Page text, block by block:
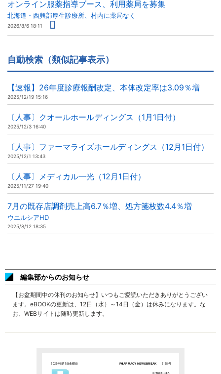
オンライン服薬指導ブース、利用薬局を募集
北海道・西興部厚生診療所、村内に薬局なく
2026/8/6 18:11
自動検索（類似記事表示）
【速報】26年度診療報酬改定、本体改定率は3.09％増
2025/12/19 15:16
〔人事〕クオールホールディングス（1月1日付）
2025/12/3 16:40
〔人事〕ファーマライズホールディングス（12月1日付）
2025/12/1 13:43
〔人事〕メディカル一光（12月1日付）
2025/11/27 19:40
7月の既存店調剤売上高6.7％増、処方箋枚数4.4％増
ウエルシアHD
2025/8/12 18:35
編集部からのお知らせ
【お盆期間中の休刊のお知らせ】いつもご愛読いただきありがとうござい
ます。eBOOKの更新は、12日（水）～14日（金）は休みになります。な
お、WEBサイトは随時更新します。